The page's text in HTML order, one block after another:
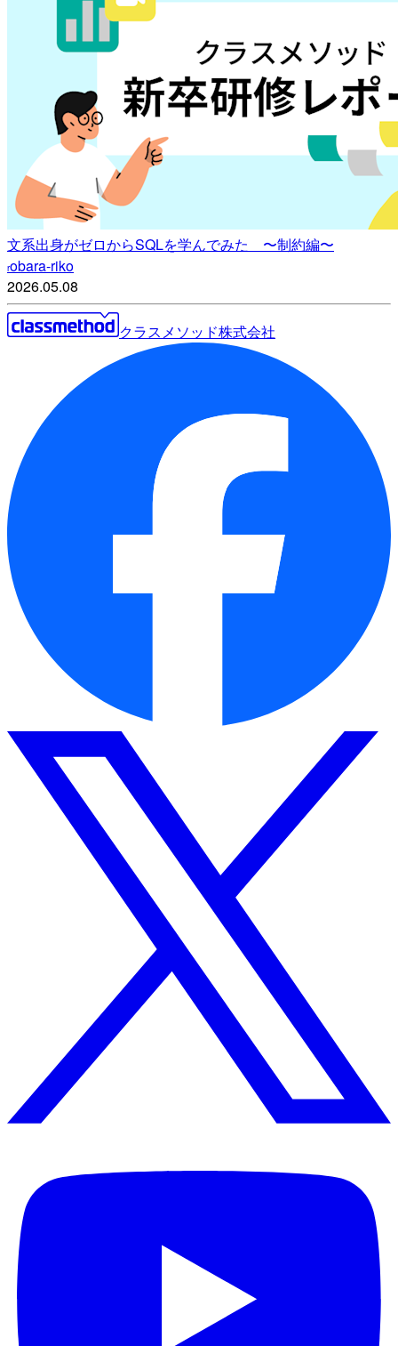
文系出身がゼロからSQLを学んでみた 〜制約編〜
robara-riko
2026.05.08
クラスメソッド株式会社